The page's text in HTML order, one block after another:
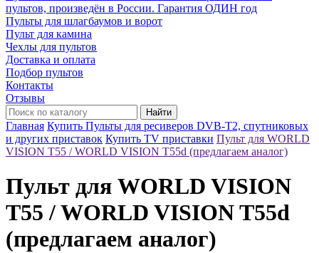
пультов, произведён в России. Гарантия ОДИН год
Пульты для шлагбаумов и ворот
Пульт для камина
Чехлы для пультов
Доставка и оплата
Подбор пультов
Контакты
Отзывы
Найти
Главная Купить Пульты для ресиверов DVB-T2, спутниковых
и других приставок Купить TV приставки Пульт для WORLD
VISION T55 / WORLD VISION T55d (предлагаем аналог)
Пульт для WORLD VISION
T55 / WORLD VISION T55d
(предлагаем аналог)